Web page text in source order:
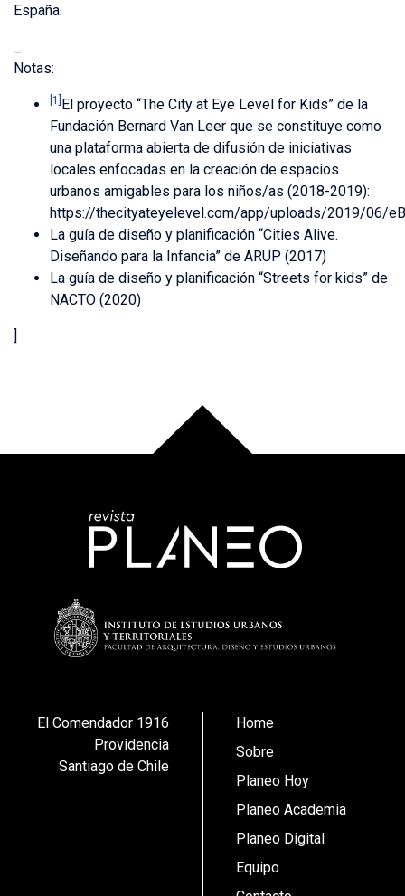
España.
Notas:
[1] El proyecto “The City at Eye Level for Kids” de la
Fundación Bernard Van Leer que se constituye como
una plataforma abierta de difusión de iniciativas
locales enfocadas en la creación de espacios
urbanos amigables para los niños/as (2018-2019):
https://thecityateyelevel.com/app/uploads/2019/06/
La guía de diseño y planificación “Cities Alive.
Diseñando para la Infancia” de ARUP (2017)
La guía de diseño y planificación “Streets for kids” de
NACTO (2020)
]
El Comendador 1916
Providencia
Santiago de Chile
Home
Sobre
Planeo Hoy
Planeo Academia
Planeo Digital
Equipo